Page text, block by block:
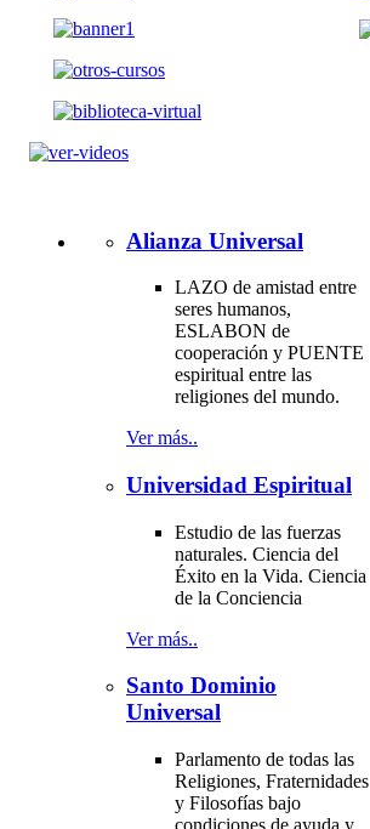
Alianza Universal
LAZO de amistad entre
seres humanos,
ESLABON de
cooperación y PUENTE
espiritual entre las
religiones del mundo.
Ver más..
Universidad Espiritual
Estudio de las fuerzas
naturales. Ciencia del
Éxito en la Vida. Ciencia
de la Conciencia
Ver más..
Santo Dominio
Universal
Parlamento de todas las
Religiones, Fraternidades
y Filosofías bajo